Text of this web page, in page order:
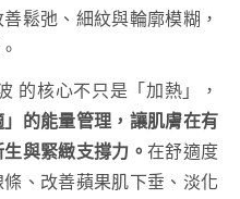
鬆弛、細紋與輪廓模糊，
的核心不只是「加熱」，
」的能量管理，讓肌膚在有
與緊緻支撐力。 在舒適度
、改善蘋果肌下垂、淡化